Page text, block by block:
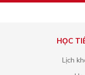
HỌC
Lịch